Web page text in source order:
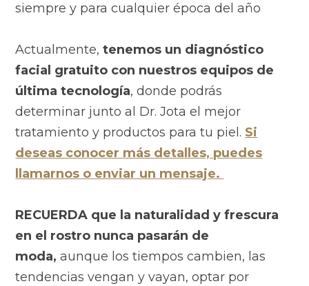
siempre y para cualquier época del año
Actualmente, tenemos un diagnóstico
facial gratuito con nuestros equipos de
última tecnología, donde podrás
determinar junto al Dr. Jota el mejor
tratamiento y productos para tu piel. Si
deseas conocer más detalles, puedes
llamarnos o enviar un mensaje.
RECUERDA que la naturalidad y frescura
en el rostro nunca pasarán de
moda, aunque los tiempos cambien, las
tendencias vengan y vayan, optar por